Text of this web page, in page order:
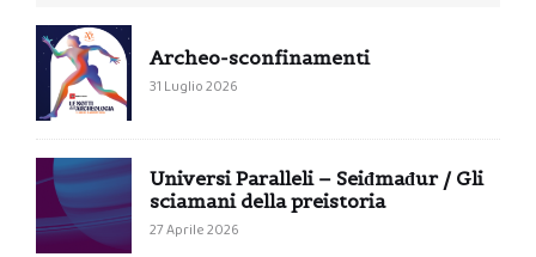
Archeo-sconfinamenti
31 Luglio 2026
Universi Paralleli – Seiđmađur / Gli
sciamani della preistoria
27 Aprile 2026